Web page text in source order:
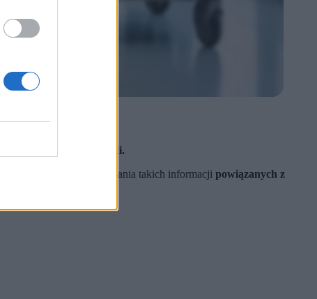
narzędzia kontroli.
możliwość zbierania takich informacji powiązanych z